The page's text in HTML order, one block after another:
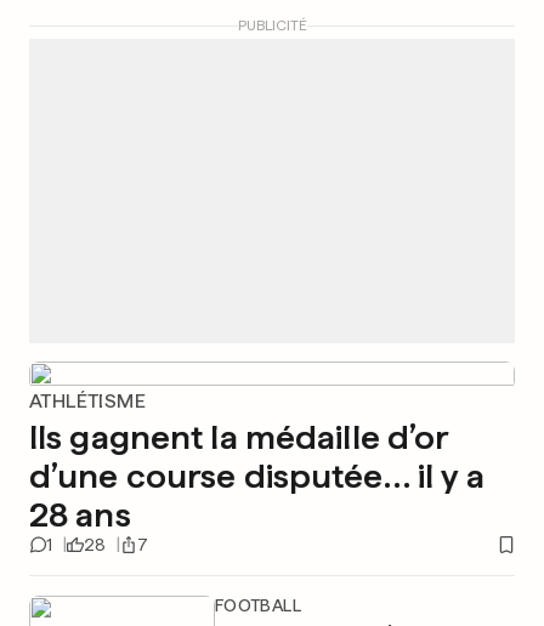
PUBLICITÉ
ATHLÉTISME
Ils gagnent la médaille d’or
d’une course disputée… il y a
28 ans
1 28 7
FOOTBALL